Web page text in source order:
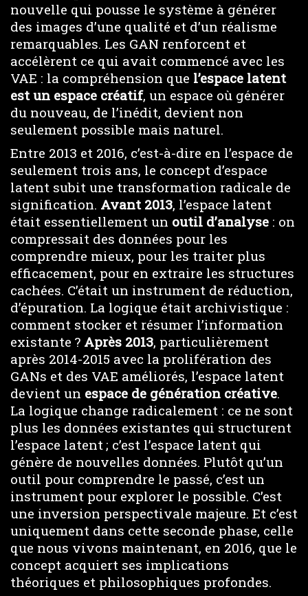
nouvelle qui pousse le système à générer
des images d’une qualité et d’un réalisme
remarquables. Les GAN renforcent et
accélèrent ce qui avait commencé avec les
VAE : la compréhension que l’espace latent
est un espace créatif, un espace où générer
du nouveau, de l’inédit, devient non
seulement possible mais naturel.
Entre 2013 et 2016, c’est-à-dire en l’espace de
seulement trois ans, le concept d’espace
latent subit une transformation radicale de
signification. Avant 2013, l’espace latent
était essentiellement un outil d’analyse : on
compressait des données pour les
comprendre mieux, pour les traiter plus
efficacement, pour en extraire les structures
cachées. C’était un instrument de réduction,
d’épuration. La logique était archivistique :
comment stocker et résumer l’information
existante ? Après 2013, particulièrement
après 2014-2015 avec la prolifération des
GANs et des VAE améliorés, l’espace latent
devient un espace de génération créative.
La logique change radicalement : ce ne sont
plus les données existantes qui structurent
l’espace latent ; c’est l’espace latent qui
génère de nouvelles données. Plutôt qu’un
outil pour comprendre le passé, c’est un
instrument pour explorer le possible. C’est
une inversion perspectivale majeure. Et c’est
uniquement dans cette seconde phase, celle
que nous vivons maintenant, en 2016, que le
concept acquiert ses implications
théoriques et philosophiques profondes.